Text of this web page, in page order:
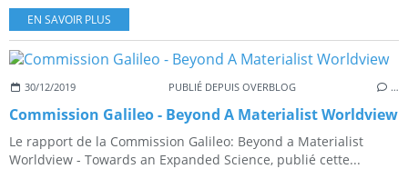
EN SAVOIR PLUS
30/12/2019 PUBLIÉ DEPUIS OVERBLOG …
Commission Galileo - Beyond A Materialist Worldview
Le rapport de la Commission Galileo: Beyond a Materialist
Worldview - Towards an Expanded Science, publié cette...